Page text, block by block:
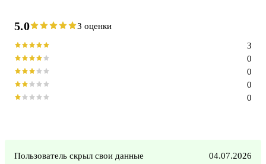
5.0 3 оценки
0
0
0
0
3
Пользователь скрыл свои данные 04.07.2026